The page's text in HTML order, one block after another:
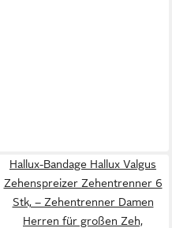
Hallux-Bandage Hallux Valgus
Zehenspreizer Zehentrenner 6
Stk, – Zehentrenner Damen
Herren für großen Zeh,